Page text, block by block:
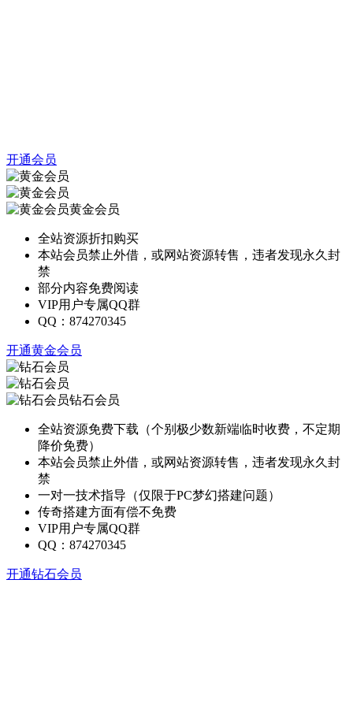
开通会员
黄金会员
全站资源折扣购买
本站会员禁止外借，或网站资源转售，违者发现永久封
禁
部分内容免费阅读
VIP用户专属QQ群
QQ：874270345
开通黄金会员
钻石会员
全站资源免费下载（个别极少数新端临时收费，不定期
降价免费）
本站会员禁止外借，或网站资源转售，违者发现永久封
禁
一对一技术指导（仅限于PC梦幻搭建问题）
传奇搭建方面有偿不免费
VIP用户专属QQ群
QQ：874270345
开通钻石会员